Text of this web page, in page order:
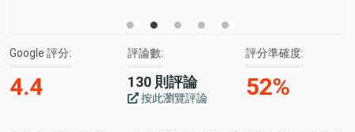
Google 評分
4.4
評論數
130 則評論
按此瀏覽評論
評分準確度
52%